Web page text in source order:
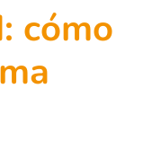
cómo